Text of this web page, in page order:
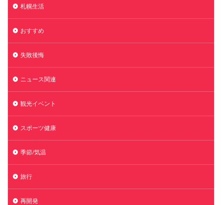
札幌生活
おすすめ
失敗後悔
ニュース関連
観光イベント
スポーツ健康
季節/気温
旅行
再開発